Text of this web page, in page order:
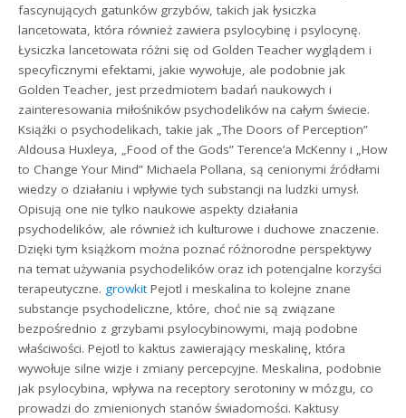
fascynujących gatunków grzybów, takich jak łysiczka
lancetowata, która również zawiera psylocybinę i psylocynę.
Łysiczka lancetowata różni się od Golden Teacher wyglądem i
specyficznymi efektami, jakie wywołuje, ale podobnie jak
Golden Teacher, jest przedmiotem badań naukowych i
zainteresowania miłośników psychodelików na całym świecie.
Książki o psychodelikach, takie jak „The Doors of Perception”
Aldousa Huxleya, „Food of the Gods” Terence’a McKenny i „How
to Change Your Mind” Michaela Pollana, są cenionymi źródłami
wiedzy o działaniu i wpływie tych substancji na ludzki umysł.
Opisują one nie tylko naukowe aspekty działania
psychodelików, ale również ich kulturowe i duchowe znaczenie.
Dzięki tym książkom można poznać różnorodne perspektywy
na temat używania psychodelików oraz ich potencjalne korzyści
terapeutyczne. growkitPejotl i meskalina to kolejne znane
substancje psychodeliczne, które, choć nie są związane
bezpośrednio z grzybami psylocybinowymi, mają podobne
właściwości. Pejotl to kaktus zawierający meskalinę, która
wywołuje silne wizje i zmiany percepcyjne. Meskalina, podobnie
jak psylocybina, wpływa na receptory serotoniny w mózgu, co
prowadzi do zmienionych stanów świadomości. Kaktusy